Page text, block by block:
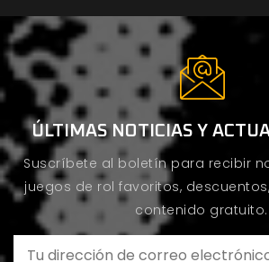
ÚLTIMAS NOTICIAS Y
Suscríbete al boletín para recibir
juegos de rol favoritos,
contenido gratuito.